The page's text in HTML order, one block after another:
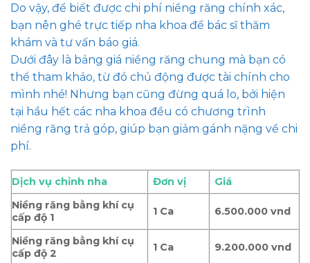
Do vậy, để biết được chi phí niềng răng chính xác,
bạn nên ghé trực tiếp nha khoa để bác sĩ thăm
khám và tư vấn báo giá.
Dưới đây là bảng giá niềng răng chung mà bạn có
thể tham khảo, từ đó chủ động được tài chính cho
mình nhé! Nhưng bạn cũng đừng quá lo, bởi hiện
tại hầu hết các nha khoa đều có chương trình
niềng răng trả góp, giúp bạn giảm gánh nặng về chi
phí.
Dịch vụ chỉnh nha Đơn vị
Giá
Niềng răng bằng khí cụ
cấp độ 1
1 Ca 6.500.000 vnd
Niềng răng bằng khí cụ
cấp độ 2
1 Ca 9.200.000 vnd